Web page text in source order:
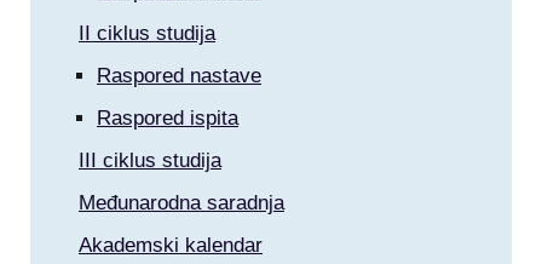
II ciklus studija
Raspored nastave
Raspored ispita
III ciklus studija
Međunarodna saradnja
Akademski kalendar